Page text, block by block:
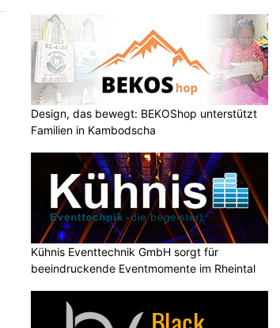
Design, das bewegt: BEKOShop unterstützt
Familien in Kambodscha
Kühnis Eventtechnik GmbH sorgt für
beeindruckende Eventmomente im Rheintal